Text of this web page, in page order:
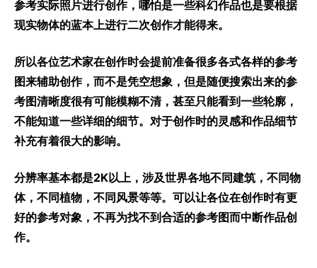
参考实际照片进行创作，哪怕是一些科幻作品也是要根据
现实物体的蓝本上进行二次创作才能得来。
所以各位艺术家在创作时会提前准备很多各式各样的参考
图来辅助创作，而不是凭空想象，但是随便搜索出来的参
考图清晰度很有可能模糊不清，甚至只能看到一些轮廓，
不能知道一些详细的细节。对于创作时的灵感和作品细节
补充有着很大的影响。
分辨率基本都是2K以上，涉及世界各地不同建筑，不同物
体，不同植物，不同风景等等。可以让各位在创作时有更
好的参考对象，不再为找不到合适的参考图而中断作品创
作。